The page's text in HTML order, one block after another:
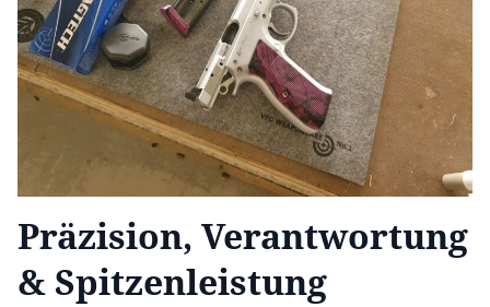
Präzision, Verantwortung
& Spitzenleistung